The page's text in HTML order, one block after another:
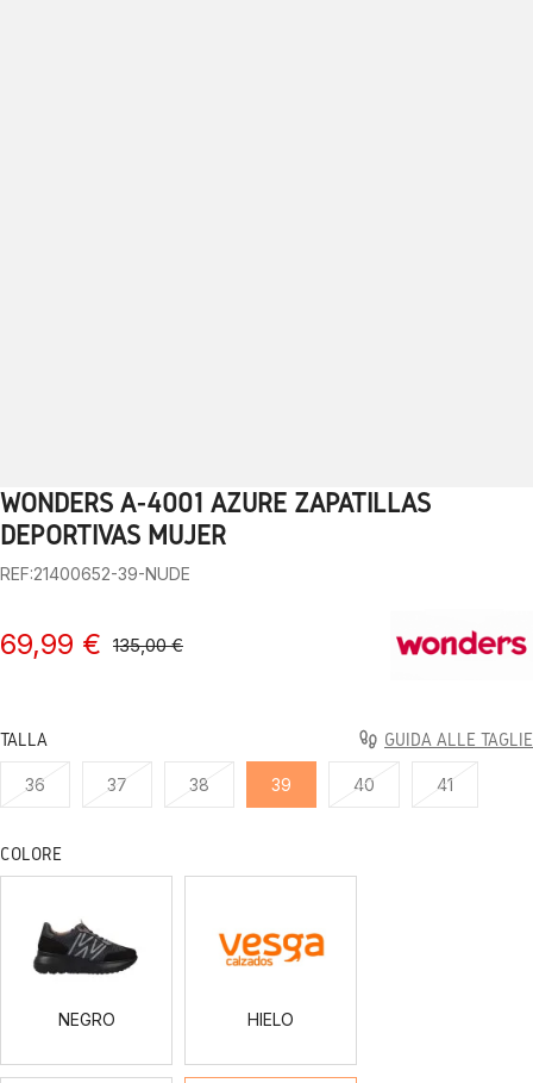
1 2 3 4 5 6 7 8 9
WONDERS A-4001 AZURE ZAPATILLAS
DEPORTIVAS MUJER
REF:21400652-39-NUDE
69,99 € 135,00 €
TALLA GUIDA ALLE TAGLIE
36 37 38 39 40 41
COLORE
NEGRO HIELO